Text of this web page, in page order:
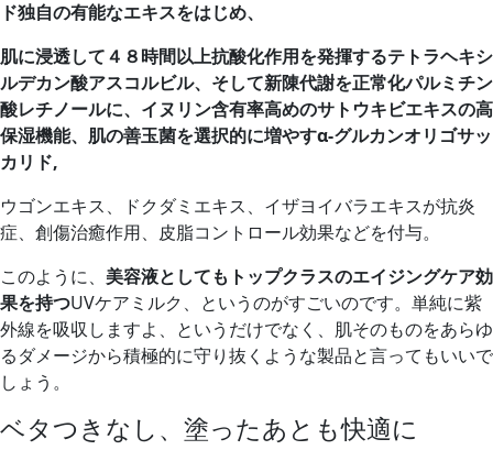
ド独自の有能なエキスをはじめ、
肌に浸透して４８時間以上抗酸化作用を発揮するテトラヘキシ
ルデカン酸アスコルビル、そして新陳代謝を正常化パルミチン
酸レチノールに、イヌリン含有率高めのサトウキビエキスの高
保湿機能、肌の善玉菌を選択的に増やすα-グルカンオリゴサッ
カリド,
ウゴンエキス、ドクダミエキス、イザヨイバラエキスが抗炎
症、創傷治癒作用、皮脂コントロール効果などを付与。
このように、 美容液としてもトップクラスのエイジングケア効
果を持つUVケアミルク、というのがすごいのです。単純に紫
外線を吸収しますよ、というだけでなく、肌そのものをあらゆ
るダメージから積極的に守り抜くような製品と言ってもいいで
しょう。
ベタつきなし、塗ったあとも快適に